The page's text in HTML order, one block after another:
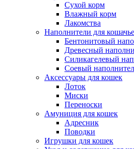
Сухой корм
Влажный корм
Лакомства
Наполнители для
Бентонитовый
Древесный
Силикагелевый
Соевый
Аксессуары для кошек
Лоток
Миски
Переноски
Амуниция для кошек
Адресник
Поводки
Игрушки для кошек